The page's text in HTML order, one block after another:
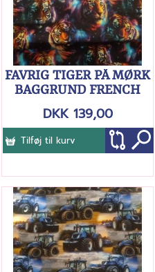
FAVRIG TIGER PÅ MØRK
BAGGRUND FRENCH
TERRY
DKK 139,00
Tilføj til kurv